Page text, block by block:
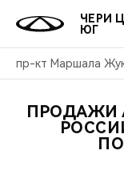
ЧЕРИ
ЮГ
пр-кт Маршала
ПРОДАЖИ